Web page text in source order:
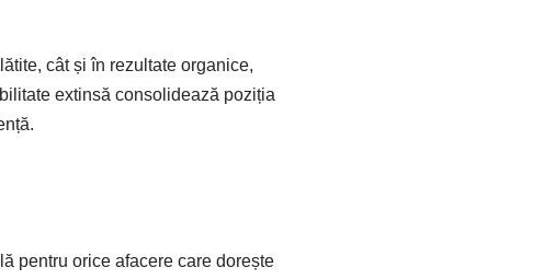
cât și în rezultate organice,
extinsă consolidează poziția
pentru orice afacere care dorește